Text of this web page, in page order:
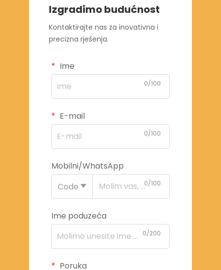
Izgradimo budućnost
Kontaktirajte nas za inovativna i
precizna rješenja.
Ime
0/100
E-mail
0/100
Mobilni/WhatsApp
Code
0/100
Ime poduzeća
0/200
Poruka